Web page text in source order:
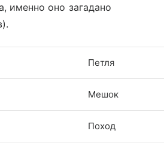
именно оно загадано
Петля
Мешок
Поход